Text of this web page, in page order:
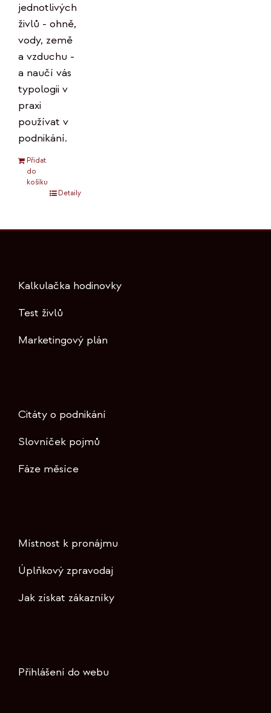
jednotlivých
živlů - ohně,
vody, země
a vzduchu -
a naučí vás
typologii v
praxi
používat v
podnikání.
Přidat
do
košíku
Detaily
Kalkulačka hodinovky
Test živlů
Marketingový plán
Citáty o podnikání
Slovníček pojmů
Fáze měsíce
Místnost k pronájmu
Úplňkový zpravodaj
Jak získat zákazníky
Přihlášení do webu